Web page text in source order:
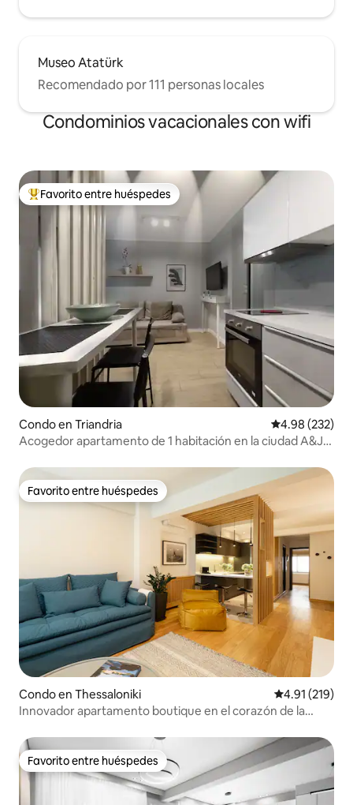
Museo Atatürk
Recomendado por 111 personas locales
Condominios vacacionales con wifi
Favorito entre huéspedes preferido
Favorito entre huéspedes
Condo en Triandria Calificación
4.98 (232)
Acogedor apartamento de 1 habitación en la ciudad A&J
Favorito entre huéspedes
Favorito entre huéspedes
Condo en Thessaloniki Calificación
4.91 (219)
Innovador apartamento boutique en el corazón de la
Favorito entre huéspedes
Favorito entre huéspedes